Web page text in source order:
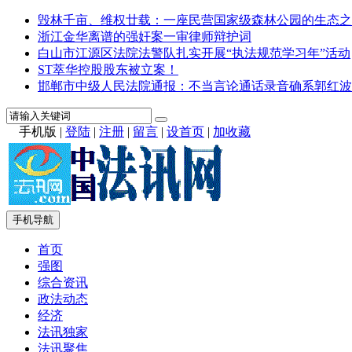
毁林千亩、维权廿载：一座民营国家级森林公园的生态
浙江金华离谱的强奸案一审律师辩护词
白山市江源区法院法警队扎实开展“执法规范学习年”活动
ST萃华控股股东被立案！
邯郸市中级人民法院通报：不当言论通话录音确系郭红
手机版 | 登陆 | 注册 | 留言 | 设首页 | 加收藏
手机导航
首页
强图
综合资讯
政法动态
经济
法讯独家
法讯聚焦